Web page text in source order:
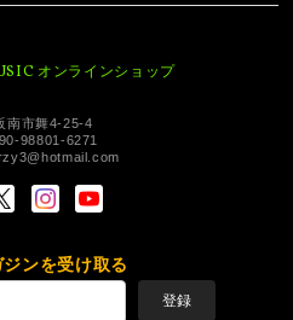
オンラインショップ
南市舞4-25-4
98801-6271
ジンを受け取る
登録